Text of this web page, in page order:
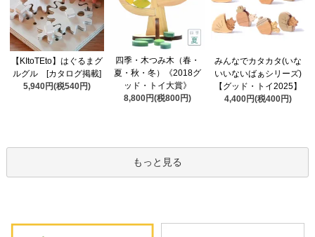
【KItoTEto】はぐるまグ
ルグル [カタログ掲載]
5,940円(税540円)
四季・木つみ木（春・
夏・秋・冬）《2018グ
ッド・トイ大賞》
8,800円(税800円)
みんなでカタカタ(いな
いいないばぁシリーズ)
【グッド・トイ2025】
4,400円(税400円)
もっと見る